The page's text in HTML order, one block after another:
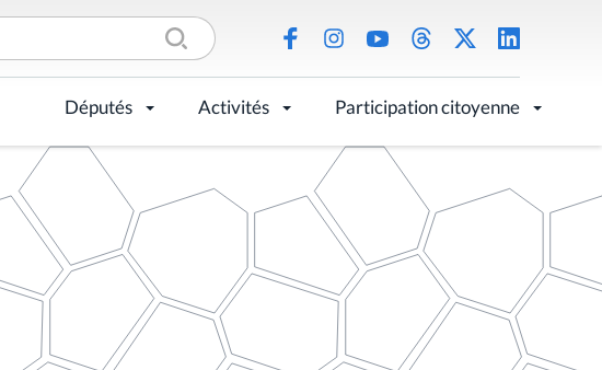
Députés Activités Participation citoyenne